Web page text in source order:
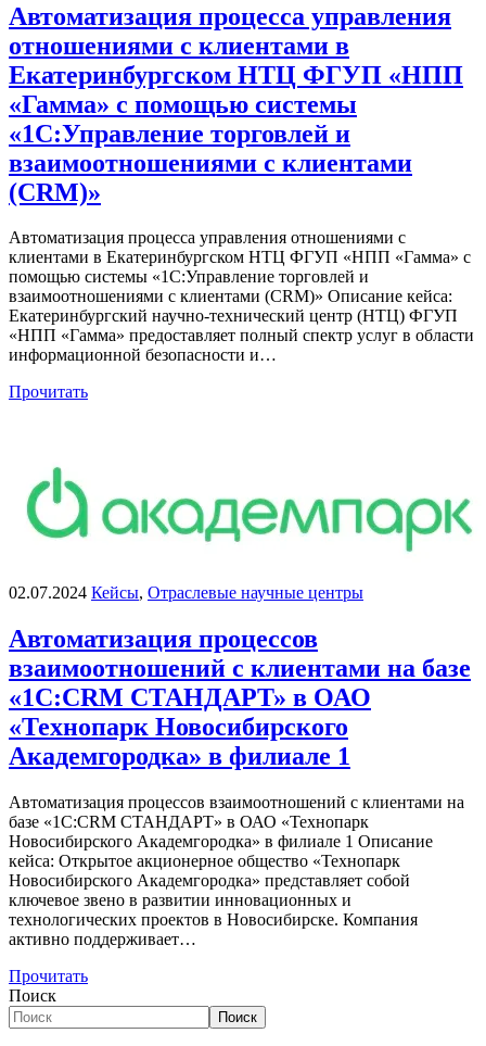
Автоматизация процесса управления
отношениями с клиентами в
Екатеринбургском НТЦ ФГУП «НПП
«Гамма» с помощью системы
«1С:Управление торговлей и
взаимоотношениями с клиентами
(CRM)»
Автоматизация процесса управления отношениями с
клиентами в Екатеринбургском НТЦ ФГУП «НПП «Гамма» с
помощью системы «1С:Управление торговлей и
взаимоотношениями с клиентами (CRM)» Описание кейса:
Екатеринбургский научно-технический центр (НТЦ) ФГУП
«НПП «Гамма» предоставляет полный спектр услуг в области
информационной безопасности и…
Прочитать
02.07.2024 Кейсы, Отраслевые научные центры
Автоматизация процессов
взаимоотношений с клиентами на базе
«1С:CRM СТАНДАРТ» в ОАО
«Технопарк Новосибирского
Академгородка» в филиале 1
Автоматизация процессов взаимоотношений с клиентами на
базе «1С:CRM СТАНДАРТ» в ОАО «Технопарк
Новосибирского Академгородка» в филиале 1 Описание
кейса: Открытое акционерное общество «Технопарк
Новосибирского Академгородка» представляет собой
ключевое звено в развитии инновационных и
технологических проектов в Новосибирске. Компания
активно поддерживает…
Прочитать
Поиск
Поиск